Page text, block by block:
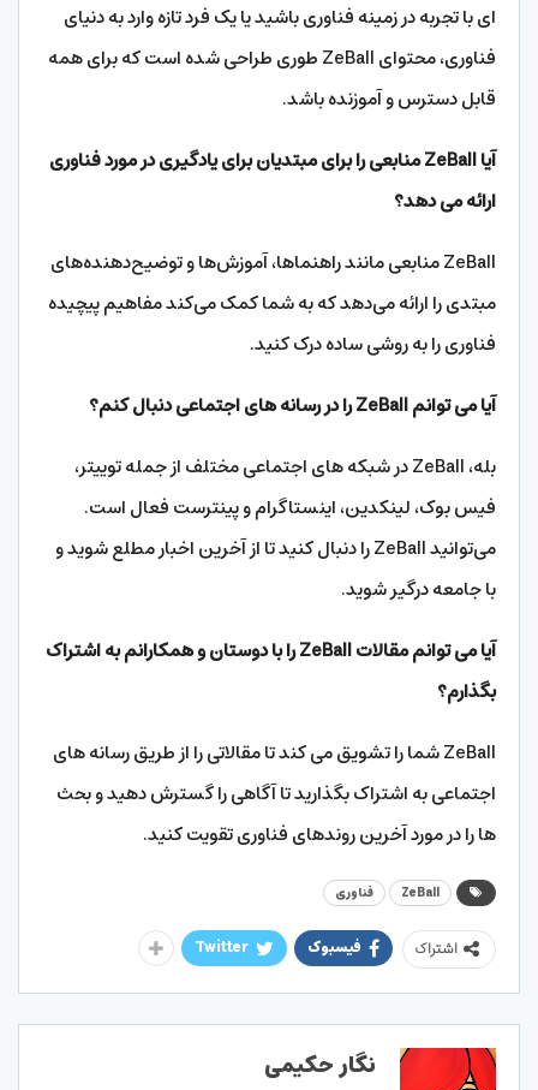
ای با تجربه در زمینه فناوری باشید یا یک فرد تازه وارد به دنیای
فناوری، محتوای ZeBall طوری طراحی شده است که برای همه
قابل دسترس و آموزنده باشد.
آیا ZeBall منابعی را برای مبتدیان برای یادگیری در مورد فناوری
ارائه می دهد؟
ZeBall منابعی مانند راهنماها، آموزش‌ها و توضیح‌دهنده‌های
مبتدی را ارائه می‌دهد که به شما کمک می‌کند مفاهیم پیچیده
فناوری را به روشی ساده درک کنید.
آیا می توانم ZeBall را در رسانه های اجتماعی دنبال کنم؟
بله، ZeBall در شبکه های اجتماعی مختلف از جمله توییتر،
فیس بوک، لینکدین، اینستاگرام و پینترست فعال است.
می‌توانید ZeBall را دنبال کنید تا از آخرین اخبار مطلع شوید و
با جامعه درگیر شوید.
آیا می توانم مقالات ZeBall را با دوستان و همکارانم به اشتراک
بگذارم؟
ZeBall شما را تشویق می کند تا مقالاتی را از طریق رسانه های
اجتماعی به اشتراک بگذارید تا آگاهی را گسترش دهید و بحث
ها را در مورد آخرین روندهای فناوری تقویت کنید.
ZeBall فناوری
اشتراک فیسبوک Twitter
نگار حکیمی